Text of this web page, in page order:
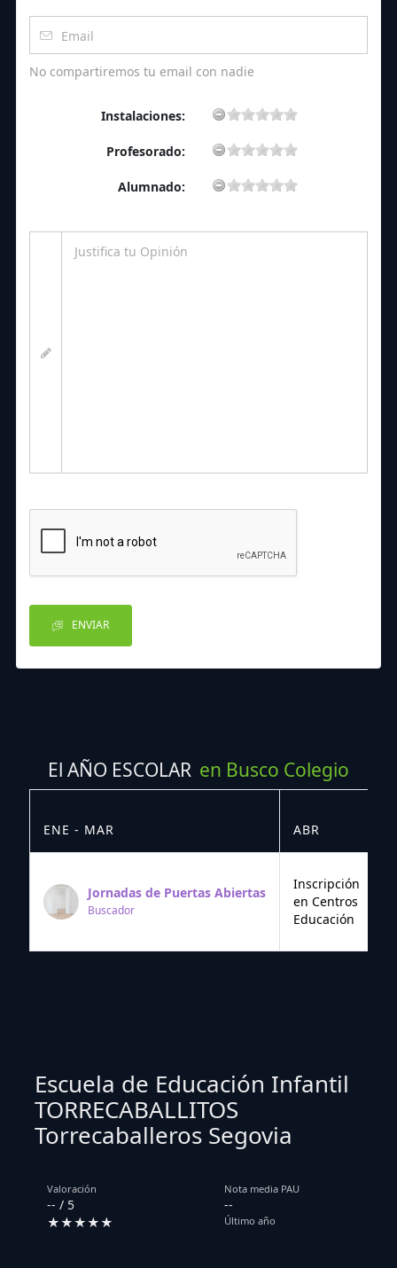
No compartiremos tu email con nadie
Instalaciones:
Profesorado:
Alumnado:
ENVIAR
El AÑO ESCOLAR en Busco Colegio
ENE - MAR ABR
Jornadas de Puertas Abiertas
Buscador
Inscripción
en Centros
Educación
Escuela de Educación Infantil
TORRECABALLITOS
Torrecaballeros Segovia
Valoración
-- / 5
★★★★★
Nota media PAU
--
Último año